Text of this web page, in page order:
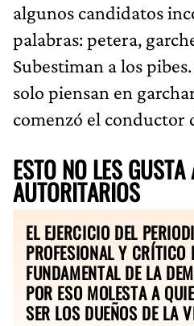
algunos candidatos
palabras: petera,
Subestiman a los
solo piensan en
comenzó el conductor
ESTO NO LES
AUTORITARIOS
EL EJERCICIO DEL
PROFESIONAL Y CRÍTICO
FUNDAMENTAL DE LA
POR ESO MOLESTA A
SER LOS DUEÑOS DE LA